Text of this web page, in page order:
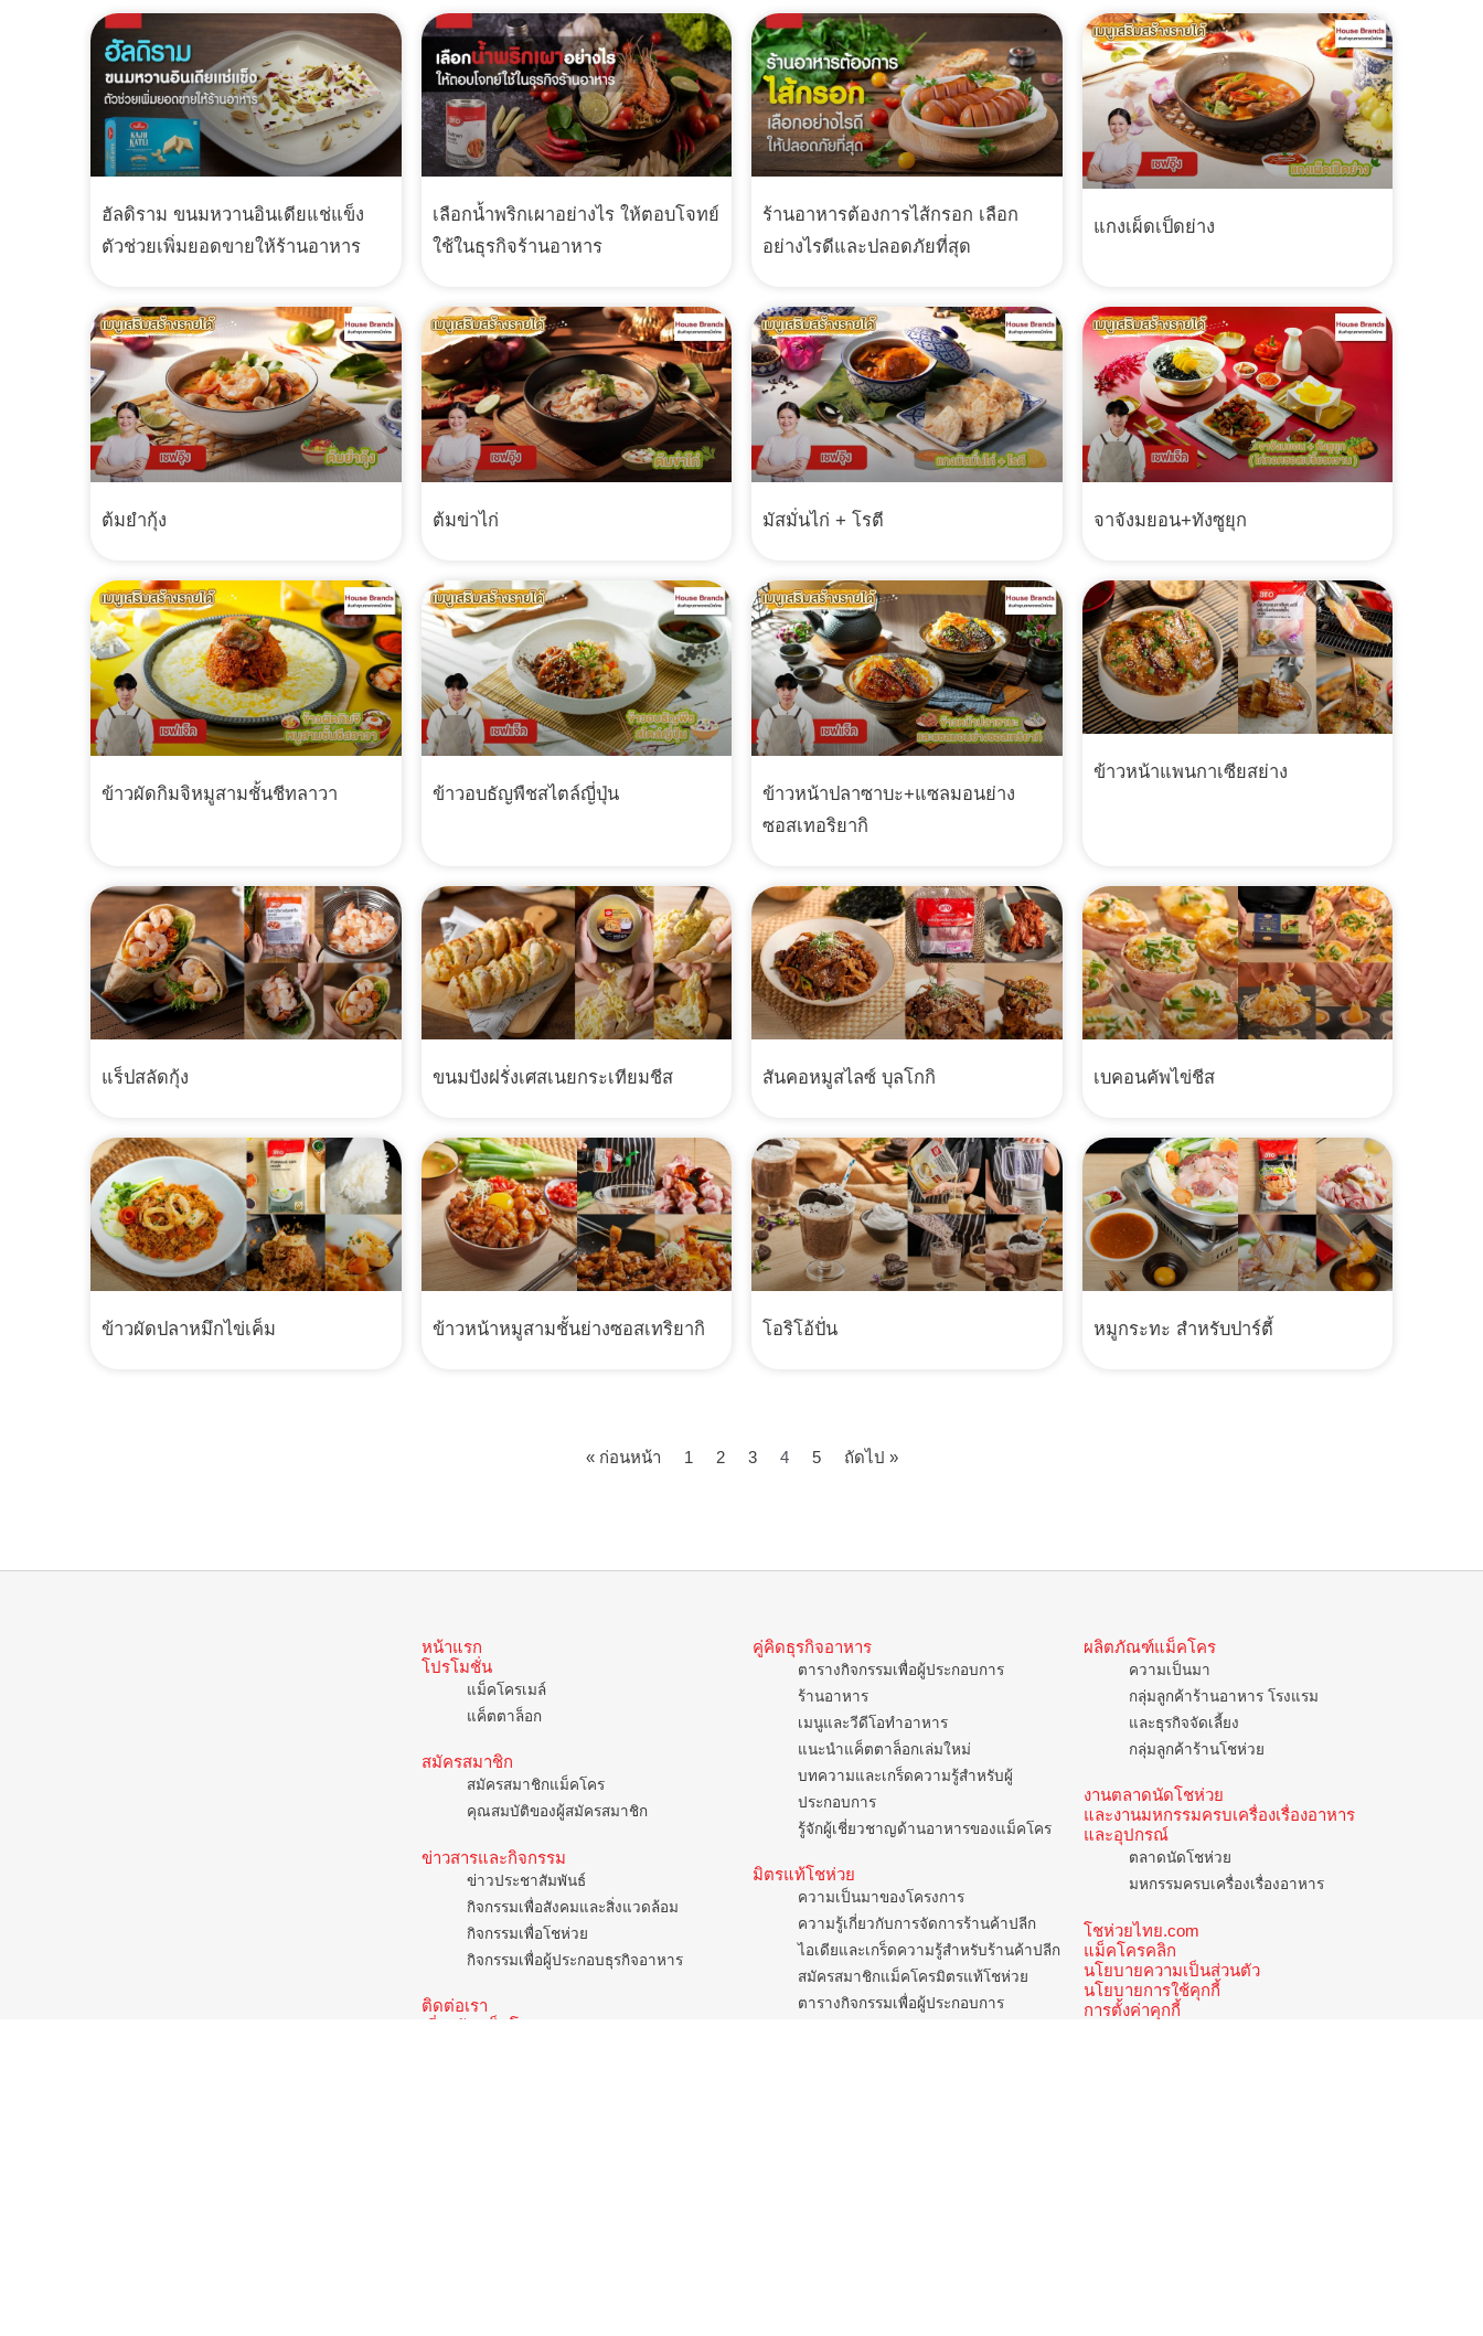
ฮัลดิราม ขนมหวานอินเดียแช่แข็ง
ตัวช่วยเพิ่มยอดขายให้ร้านอาหาร
เลือกน้ำพริกเผาอย่างไร ให้ตอบโจทย์
ใช้ในธุรกิจร้านอาหาร
ร้านอาหารต้องการไส้กรอก เลือก
อย่างไรดีและปลอดภัยที่สุด
แกงเผ็ดเป็ดย่าง
ต้มยำกุ้ง ต้มข่าไก่ มัสมั่นไก่ + โรตี จาจังมยอน+ทังซูยุก
ข้าวผัดกิมจิหมูสามชั้นชีทลาวา ข้าวอบธัญพืชสไตล์ญี่ปุ่น
ข้าวหน้าปลาซาบะ+แซลมอนย่าง
ซอสเทอริยากิ
ข้าวหน้าแพนกาเซียสย่าง
แร็ปสลัดกุ้ง ขนมปังฝรั่งเศสเนยกระเทียมชีส สันคอหมูสไลซ์ บุลโกกิ เบคอนคัพไข่ชีส
ข้าวผัดปลาหมึกไข่เค็ม ข้าวหน้าหมูสามชั้นย่างซอสเทริยากิ โอริโอ้ปั่น หมูกระทะ สำหรับปาร์ตี้
« ก่อนหน้า 1 2 3 4 5 ถัดไป »
หน้าแรก
โปรโมชั่น
แม็คโครเมล์
แค็ตตาล็อก
สมัครสมาชิก
สมัครสมาชิกแม็คโคร
คุณสมบัติของผู้สมัครสมาชิก
ข่าวสารและกิจกรรม
ข่าวประชาสัมพันธ์
กิจกรรมเพื่อสังคมและสิ่งแวดล้อม
กิจกรรมเพื่อโชห่วย
กิจกรรมเพื่อผู้ประกอบธุรกิจอาหาร
ติดต่อเรา
เกี่ยวกับแม็คโคร
คู่คิดธุรกิจอาหาร
ตารางกิจกรรมเพื่อผู้ประกอบการ
ร้านอาหาร
เมนูและวีดีโอทำอาหาร
แนะนำแค็ตตาล็อกเล่มใหม่
บทความและเกร็ดความรู้สำหรับผู้
ประกอบการ
รู้จักผู้เชี่ยวชาญด้านอาหารของแม็คโคร
มิตรแท้โชห่วย
ความเป็นมาของโครงการ
ความรู้เกี่ยวกับการจัดการร้านค้าปลีก
ไอเดียและเกร็ดความรู้สำหรับร้านค้าปลีก
สมัครสมาชิกแม็คโครมิตรแท้โชห่วย
ตารางกิจกรรมเพื่อผู้ประกอบการ
ผลิตภัณฑ์แม็คโคร
ความเป็นมา
กลุ่มลูกค้าร้านอาหาร โรงแรม
และธุรกิจจัดเลี้ยง
กลุ่มลูกค้าร้านโชห่วย
งานตลาดนัดโชห่วย
และงานมหกรรมครบเครื่องเรื่องอาหาร
และอุปกรณ์
ตลาดนัดโชห่วย
มหกรรมครบเครื่องเรื่องอาหาร
โชห่วยไทย.com
แม็คโครคลิก
นโยบายความเป็นส่วนตัว
นโยบายการใช้คุกกี้
การตั้งค่าคุกกี้